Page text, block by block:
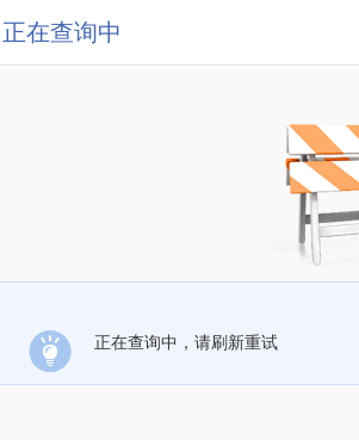
正在查询中
正在查询中，请刷新重试